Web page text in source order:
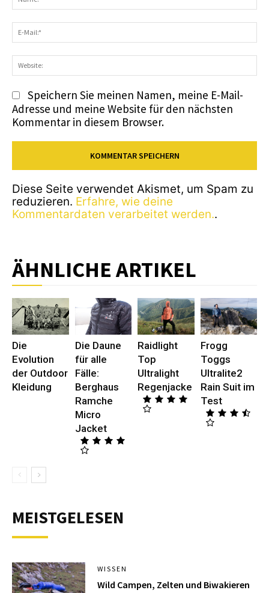
Speichern Sie meinen Namen, meine E-Mail-
Adresse und meine Website für den nächsten
Kommentar in diesem Browser.
Diese Seite verwendet Akismet, um Spam zu
reduzieren. Erfahre, wie deine
Kommentardaten verarbeitet werden..
ÄHNLICHE ARTIKEL
Die
Evolution
der Outdoor
Kleidung
Die Daune
für alle
Fälle:
Berghaus
Ramche
Micro
Jacket
Raidlight
Top
Ultralight
Regenjacke
Frogg
Toggs
Ultralite2
Rain Suit im
Test
MEISTGELESEN
WISSEN
Wild Campen, Zelten und Biwakieren